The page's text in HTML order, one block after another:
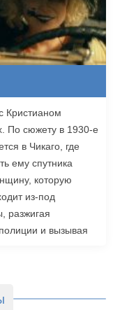
Кристианом
По сюжету в 1930-е
в Чикаго, где
ему спутника
которую
из-под
разжигая
и вызывая
исполнили